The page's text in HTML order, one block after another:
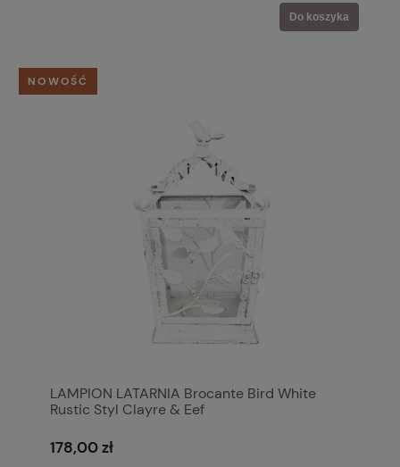
Do koszyka
LAMPION LATARNIA Brocante Bird White
Rustic Styl Clayre & Eef
178,00 zł
NOWOŚĆ